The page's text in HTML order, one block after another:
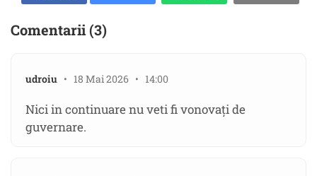
Comentarii (3)
udroiu • 18 Mai 2026 • 14:00
Nici in continuare nu veti fi vonovaţi de
guvernare.